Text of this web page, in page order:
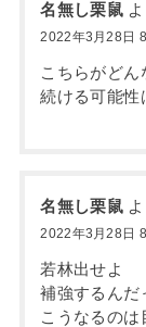
名無し栗鼠
2022年3月28日
こちらがど
続ける可能性
名無し栗鼠
2022年3月28日
若林出せよ
補強するんだ
こうなるのは